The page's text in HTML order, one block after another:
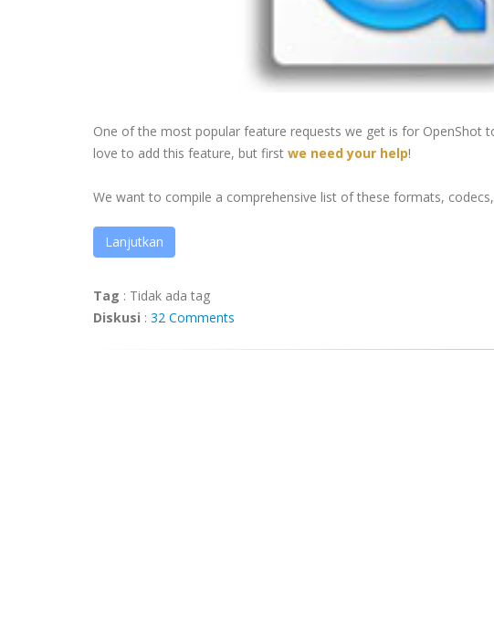
One of the most popular feature requests we get is for OpenShot
love to add this feature, but first we need your help!
We want to compile a comprehensive list of these formats,
Lanjutkan
Tag : Tidak ada tag
Diskusi : 32 Comments